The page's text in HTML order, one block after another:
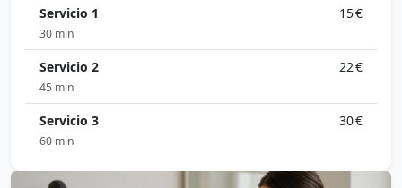
Servicio 1 15 €
30 min
Servicio 2 22 €
45 min
Servicio 3 30 €
60 min